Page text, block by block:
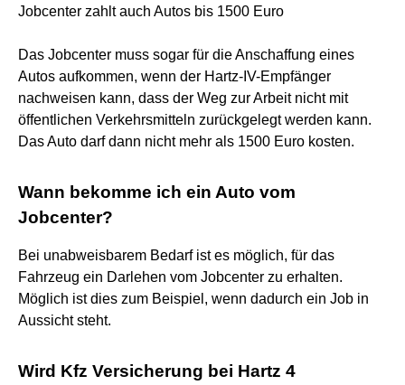
Jobcenter zahlt auch Autos bis 1500 Euro
Das Jobcenter muss sogar für die Anschaffung eines
Autos aufkommen, wenn der Hartz-IV-Empfänger
nachweisen kann, dass der Weg zur Arbeit nicht mit
öffentlichen Verkehrsmitteln zurückgelegt werden kann.
Das Auto darf dann nicht mehr als 1500 Euro kosten.
Wann bekomme ich ein Auto vom
Jobcenter?
Bei unabweisbarem Bedarf ist es möglich, für das
Fahrzeug ein Darlehen vom Jobcenter zu erhalten.
Möglich ist dies zum Beispiel, wenn dadurch ein Job in
Aussicht steht.
Wird Kfz Versicherung bei Hartz 4